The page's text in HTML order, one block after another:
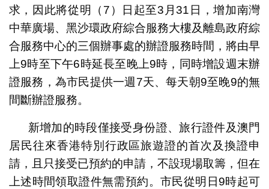
求，因此將從明（7）日起至3月31日，增加南灣
中華廣場、黑沙環政府綜合服務大樓及離島政府綜
合服務中心的三個辦事處的辦證服務時間，將由早
上9時至下午6時延長至晚上9時，同時增設週末辦
證服務，為市民提供一週7天、每天朝9至晚9的無
間斷辦證服務。
新增加的時段僅接受身份證、旅行證件及澳門
居民往來香港特別行政區旅遊證的首次及換證申
請，且只接受已預約的申請，不設現場取籌，但在
上述時間領取證件無需預約。市民從明日9時起可